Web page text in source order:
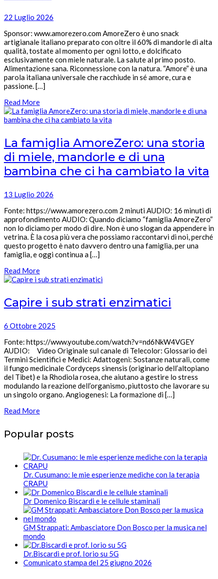
22 Luglio 2026
Sponsor: www.amorezero.com AmoreZero è uno snack
artigianale italiano preparato con oltre il 60% di mandorle di alta
qualità, tostate al momento per ogni lotto, e dolcificato
esclusivamente con miele naturale. La salute al primo posto.
Alimentazione sana. Riconnessione con la natura. “Amore” è una
parola italiana universale che racchiude in sé amore, cura e
passione. […]
Read More
La famiglia AmoreZero: una storia
di miele, mandorle e di una
bambina che ci ha cambiato la vita
13 Luglio 2026
Fonte: https://www.amorezero.com 2 minuti AUDIO: 16 minuti di
approfondimento AUDIO: Quando diciamo “famiglia AmoreZero”
non lo diciamo per modo di dire. Non è uno slogan da appendere in
vetrina. È la cosa più vera che possiamo raccontarvi di noi, perché
questo progetto è nato davvero dentro una famiglia, per una
famiglia, e oggi continua a […]
Read More
Capire i sub strati enzimatici
6 Ottobre 2025
Fonte: https://www.youtube.com/watch?v=nd6NkW4VGEY
AUDIO: Video Originale sul canale di Telecolor: Glossario dei
Termini Scientifici e Medici: Adattogeni: Sostanze naturali, come
il fungo medicinale Cordyceps sinensis (originario dell’altopiano
del Tibet) e la Rhodiola rosea, che aiutano a gestire lo stress
modulando la reazione dell’organismo, piuttosto che lavorare su
un singolo organo. Angiogenesi: La formazione di […]
Read More
Popular posts
Dr. Cusumano: le mie esperienze mediche con la terapia
CRAPU
Dr Domenico Biscardi e le cellule staminali
GM Strappati: Ambasciatore Don Bosco per la musica nel
mondo
Dr.Biscardi e prof. Iorio su 5G
Comunicato stampa del 25 giugno 2026